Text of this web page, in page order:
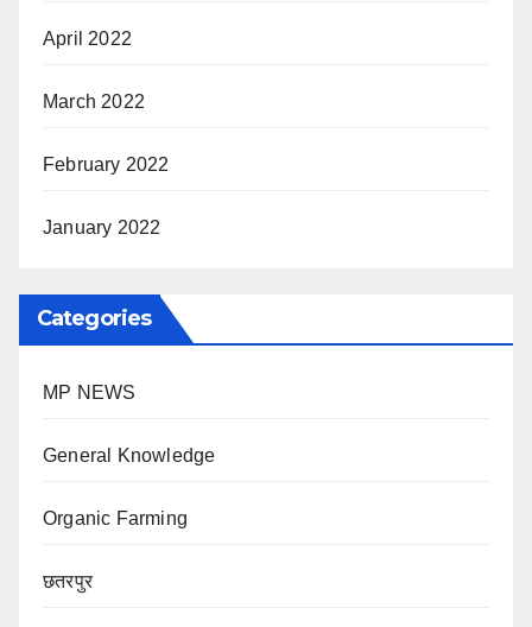
April 2022
March 2022
February 2022
January 2022
Categories
MP NEWS
General Knowledge
Organic Farming
छतरपुर